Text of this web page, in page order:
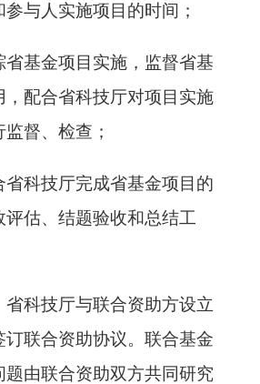
与人实施项目的时间；
省基金项目实施，监督省基
，配合省科技厅对项目实施
督、检查；
省科技厅完成省基金项目的
评估、结题验收和总结工
省科技厅与联合资助方设立
订联合资助协议。联合基金
题由联合资助双方共同研究